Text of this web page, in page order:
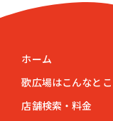
ホーム
歌広場はこんなとこ
店舗検索・料金